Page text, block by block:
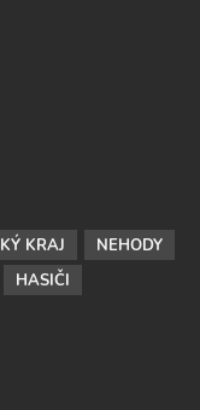
KRAJ
NEHODY
HASIČI